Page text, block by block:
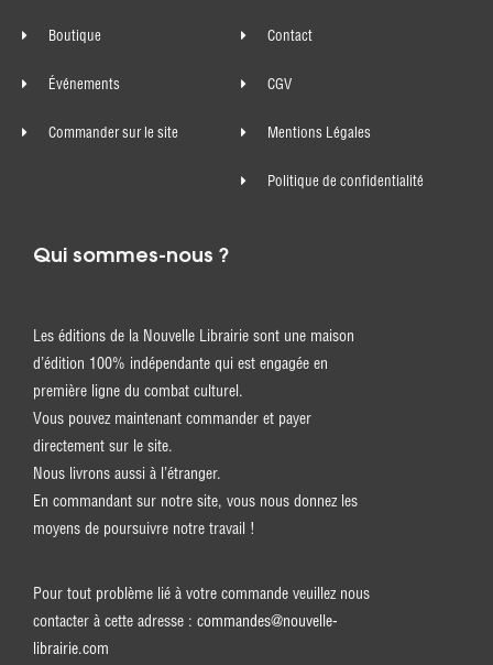
Boutique
Événements
Commander sur le site
Contact
CGV
Mentions Légales
Politique de confidentialité
Qui sommes-nous ?
Les éditions de la Nouvelle Librairie sont une maison
d’édition 100% indépendante qui est engagée en
première ligne du combat culturel.
Vous pouvez maintenant commander et payer
directement sur le site.
Nous livrons aussi à l’étranger.
En commandant sur notre site, vous nous donnez les
moyens de poursuivre notre travail !
Pour tout problème lié à votre commande veuillez nous
contacter à cette adresse : commandes@nouvelle-
librairie.com